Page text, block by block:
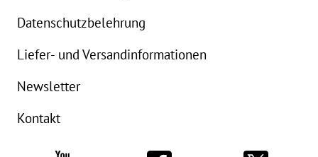
Datenschutzbelehrung
Liefer- und Versandinformationen
Newsletter
Kontakt